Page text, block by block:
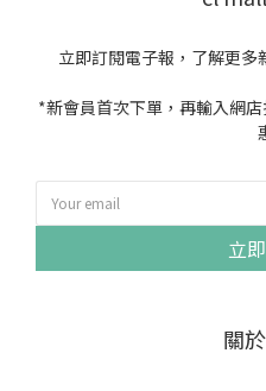
立即訂閱電子報，了解更多
*新會員首次下單，再輸入網
立
關